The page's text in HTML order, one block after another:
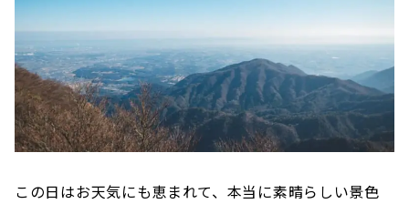
この日はお天気にも恵まれて、本当に素晴らしい景色